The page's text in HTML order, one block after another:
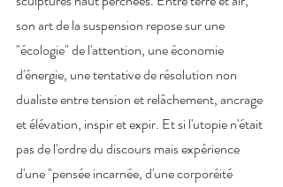
son art de la suspension repose sur une
"écologie" de l'attention, une économie
d'énergie, une tentative de résolution non
dualiste entre tension et relâchement, ancrage
et élévation, inspir et expir. Et si l'utopie n'était
pas de l'ordre du discours mais expérience
d'une "pensée incarnée, d'une corporéité